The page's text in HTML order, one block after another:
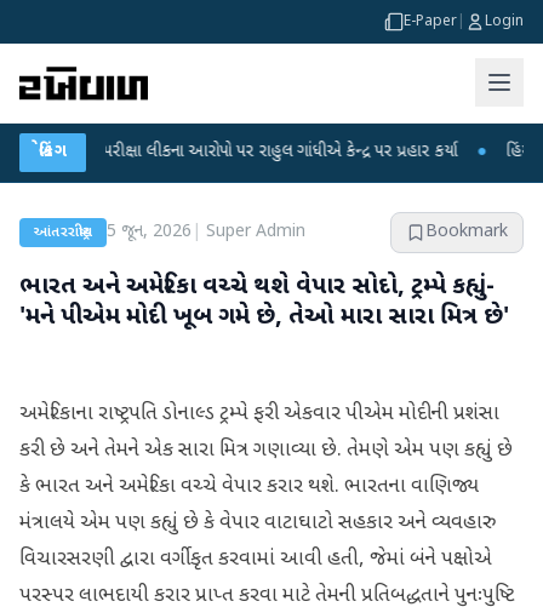
E-Paper Login
બ્રેકિંગ
NET પરીક્ષા લીકના આરોપો પર રાહુલ ગાંધીએ કેન્દ્ર પર પ્રહાર કર્યા ● હિંમતનગરમાં
આંતરરાષ્ટ્રીય 5 જૂન, 2026 Super Admin Bookmark
ભારત અને અમેરિકા વચ્ચે થશે વેપાર સોદો, ટ્રમ્પે કહ્યું-
'મને પીએમ મોદી ખૂબ ગમે છે, તેઓ મારા સારા મિત્ર છે'
અમેરિકાના રાષ્ટ્રપતિ ડોનાલ્ડ ટ્રમ્પે ફરી એકવાર પીએમ મોદીની પ્રશંસા
કરી છે અને તેમને એક સારા મિત્ર ગણાવ્યા છે. તેમણે એમ પણ કહ્યું છે
કે ભારત અને અમેરિકા વચ્ચે વેપાર કરાર થશે. ભારતના વાણિજ્ય
મંત્રાલયે એમ પણ કહ્યું છે કે વેપાર વાટાઘાટો સહકાર અને વ્યવહારુ
વિચારસરણી દ્વારા વર્ગીકૃત કરવામાં આવી હતી, જેમાં બંને પક્ષોએ
પરસ્પર લાભદાયી કરાર પ્રાપ્ત કરવા માટે તેમની પ્રતિબદ્ધતાને પુનઃપુષ્ટિ